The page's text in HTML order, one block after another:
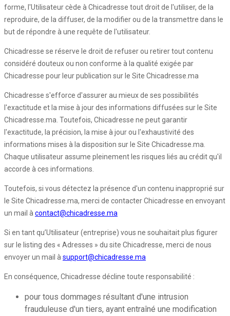
forme, l'Utilisateur cède à Chicadresse tout droit de l'utiliser, de la
reproduire, de la diffuser, de la modifier ou de la transmettre dans le
but de répondre à une requête de l'utilisateur.
Chicadresse se réserve le droit de refuser ou retirer tout contenu
considéré douteux ou non conforme à la qualité exigée par
Chicadresse pour leur publication sur le Site Chicadresse.ma
Chicadresse s'efforce d'assurer au mieux de ses possibilités
l'exactitude et la mise à jour des informations diffusées sur le Site
Chicadresse.ma. Toutefois, Chicadresse ne peut garantir
l'exactitude, la précision, la mise à jour ou l'exhaustivité des
informations mises à la disposition sur le Site Chicadresse.ma.
Chaque utilisateur assume pleinement les risques liés au crédit qu'il
accorde à ces informations.
Toutefois, si vous détectez la présence d'un contenu inapproprié sur
le Site Chicadresse.ma, merci de contacter Chicadresse en envoyant
un mail àcontact@chicadresse.ma
Si en tant qu’Utilisateur (entreprise) vous ne souhaitait plus figurer
sur le listing des « Adresses » du site Chicadresse, merci de nous
envoyer un mail àsupport@chicadresse.ma
En conséquence, Chicadresse décline toute responsabilité :
pour tous dommages résultant d'une intrusion
frauduleuse d'un tiers, ayant entraîné une modification